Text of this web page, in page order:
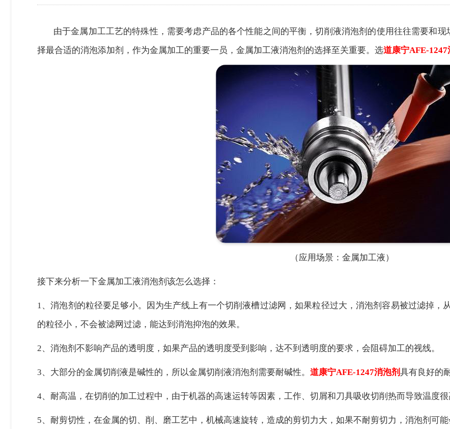
由于金属加工工艺的特殊性，需要考虑产品的各个性能之间的平衡，切削液消泡剂的使用往往需要和
择最合适的消泡添加剂，作为金属加工的重要一员，金属加工液消泡剂的选择至关重要。选道康宁AFE-1247
（应用场景：金属加工液）
接下来分析一下金属加工液消泡剂该怎么选择：
1、消泡剂的粒径要足够小。因为生产线上有一个切削液槽过滤网，如果粒径过大，消泡剂容易被过滤掉，
的粒径小，不会被滤网过滤，能达到消泡抑泡的效果。
2、 消泡剂不影响产品的透明度，如果产品的透明度受到影响，达不到透明度的要求，会阻碍加工的视线。
3、 大部分的金属切削液是碱性的，所以金属切削液消泡剂需要耐碱性。 道康宁AFE-1247消泡剂具有良好的
4、 耐高温，在切削的加工过程中，由于机器的高速运转等因素，工作、切屑和刀具吸收切削热而导致温度很
5、 耐剪切性，在金属的切、削、磨工艺中，机械高速旋转，造成的剪切力大，如果不耐剪切力，消泡剂可能